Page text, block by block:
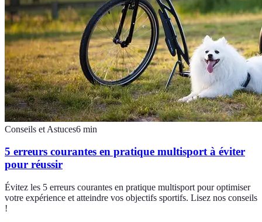
Conseils et Astuces6 min
5 erreurs courantes en pratique multisport à éviter
pour réussir
Évitez les 5 erreurs courantes en pratique multisport pour optimiser
votre expérience et atteindre vos objectifs sportifs. Lisez nos conseils
!